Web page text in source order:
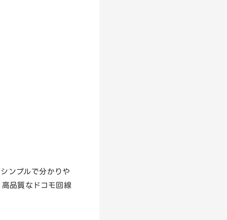
ンプルで分かりや
品質なドコモ回線